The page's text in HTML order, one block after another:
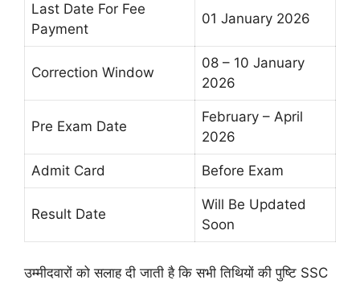
Last Date For Fee
Payment
01 January 2026
Correction Window
08 – 10 January
2026
Pre Exam Date
February – April
2026
Admit Card Before Exam
Result Date
Will Be Updated
Soon
उम्मीदवारों को सलाह दी जाती है कि सभी तिथियों की पुष्टि SSC